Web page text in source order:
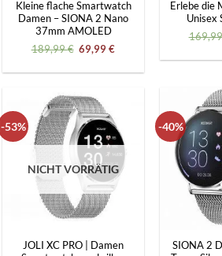
Kleine flache Smartwatch
Damen – SIONA 2 Nano
37mm AMOLED
189,99€ Ursprünglicher
Preis
189,99 €
69,99€Aktueller
69,99 €.
Erlebe die
Unisex
-53%
NICHT VORRÄTIG
JOLI XC PRO | Damen
-40%
SIONA 2